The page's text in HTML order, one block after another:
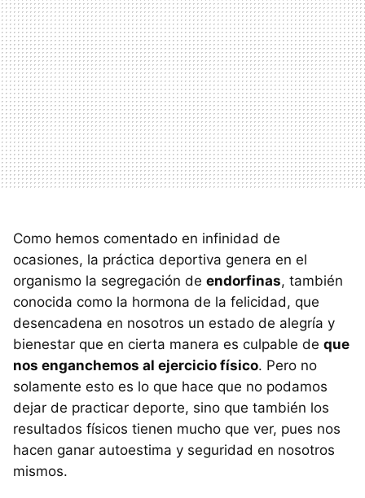
Como hemos comentado en infinidad de
ocasiones, la práctica deportiva genera en el
organismo la segregación de endorfinas, también
conocida como la hormona de la felicidad, que
desencadena en nosotros un estado de alegría y
bienestar que en cierta manera es culpable de que
nos enganchemos al ejercicio físico. Pero no
solamente esto es lo que hace que no podamos
dejar de practicar deporte, sino que también los
resultados físicos tienen mucho que ver, pues nos
hacen ganar autoestima y seguridad en nosotros
mismos.